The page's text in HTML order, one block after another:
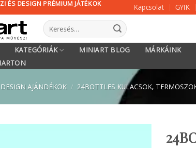
ÉS DESIGN PRÉMIUM JÁTÉKOK Kapcsolat GYIK
Keresés
a
következőre:
KATEGÓRIÁK MINIART BLOG MÁRKÁINK
DESIGN AJÁNDÉKOK / 24BOTTLES KULACSOK,